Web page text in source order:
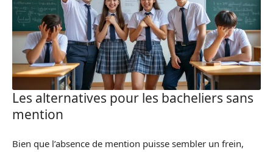
Les alternatives pour les bacheliers sans
mention
Bien que l’absence de mention puisse sembler un frein,